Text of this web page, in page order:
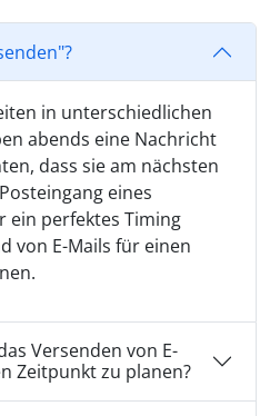
in unterschiedlichen
abends eine Nachricht
dass sie am nächsten
eines
ein perfektes Timing
von E-Mails für einen
Versenden von E-
Zeitpunkt zu planen?